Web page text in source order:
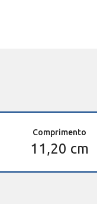
Comprimento
11,20 cm